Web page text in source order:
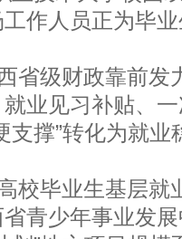
作人员正为毕
级财政靠前发
业见习补贴、
支撑”转化为就业
毕业生基层就
青少年事业发